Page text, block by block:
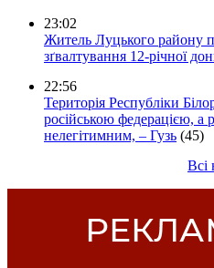
23:02
Житель Луцького району
зґвалтування 12-річної
22:56
Територія Республіки
російською федерацією,
нелегітимним, – Гузь (45)
Всі